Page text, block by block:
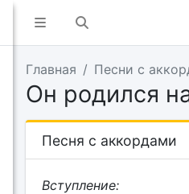
Главная Песни с
Он родился
Песня с аккордами
Вступление: